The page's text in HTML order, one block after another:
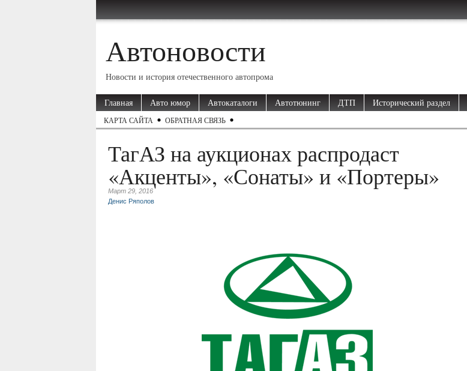
Автоновости
Новости и история отечественного автопрома
Главная Авто юмор Автокаталоги Автотюнинг ДТП Исторический раздел
КАРТА САЙТА ОБРАТНАЯ СВЯЗЬ
ТагАЗ на аукционах распродаст
«Акценты», «Сонаты» и «Портеры»
Март 29, 2016
Денис Ряполов